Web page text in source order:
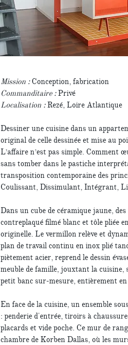
Mission : Conception, fabrication
Commanditaire :Privé
Localisation :Rezé, Loire Atlantique
Dessiner une cuisine dans un
original de celle dessinée et mise au
L’affaire n’est pas simple. Comment
sans tomber dans le pastiche
transposition contemporaine des
Coulissant, Dissimulant, Intégrant,
Dans un cube de céramique jaune,
contreplaqué filmé blanc et tôle pliée
originelle. Le vermillon relève et
plan de travail continu en inox plié
piètement acier, reprend le dessin
meuble de famille, jouxtant la cuisine,
petit banc sur-mesure, entièrement
En face de la cuisine, un ensemble
: penderie d'entrée, tiroirs à
placards et vide poche. Ce mur de
chambre de Korben Dallas, où les